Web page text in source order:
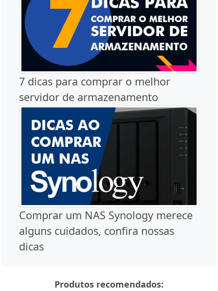
7 dicas para comprar o melhor
servidor de armazenamento
Comprar um NAS Synology merece
alguns cuidados, confira nossas
dicas
Produtos recomendados: